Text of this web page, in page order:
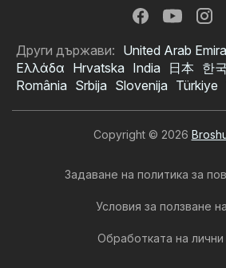
Други държави: United Arab
Ελλάδα Hrvatska India 日本 한국
România Srbija Slovenija Türkiye
Copyright © 2026
Задаване на политика за
Условия за ползване
Обработката на лични